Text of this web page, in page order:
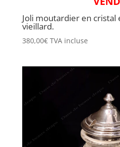
Joli moutardier en cristal
vieillard.
380,00€ TVA incluse